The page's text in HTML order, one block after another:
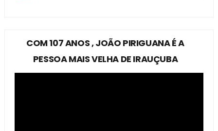
COM 107 ANOS , JOÃO PIRIGUANA É A
PESSOA MAIS VELHA DE IRAUÇUBA